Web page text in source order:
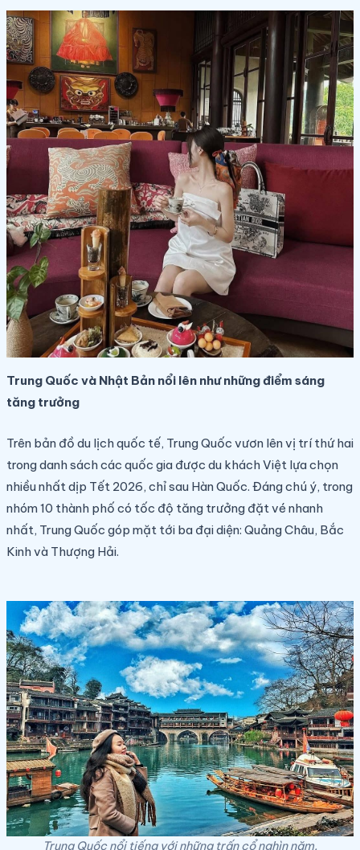
Trung Quốc và Nhật Bản nổi lên như những điểm sáng
tăng trưởng
Trên bản đồ du lịch quốc tế, Trung Quốc vươn lên vị trí thứ hai
trong danh sách các quốc gia được du khách Việt lựa chọn
nhiều nhất dịp Tết 2026, chỉ sau Hàn Quốc. Đáng chú ý, trong
nhóm 10 thành phố có tốc độ tăng trưởng đặt vé nhanh
nhất, Trung Quốc góp mặt tới ba đại diện: Quảng Châu, Bắc
Kinh và Thượng Hải.
Trung Quốc nổi tiếng với những trấn cổ nghìn năm.